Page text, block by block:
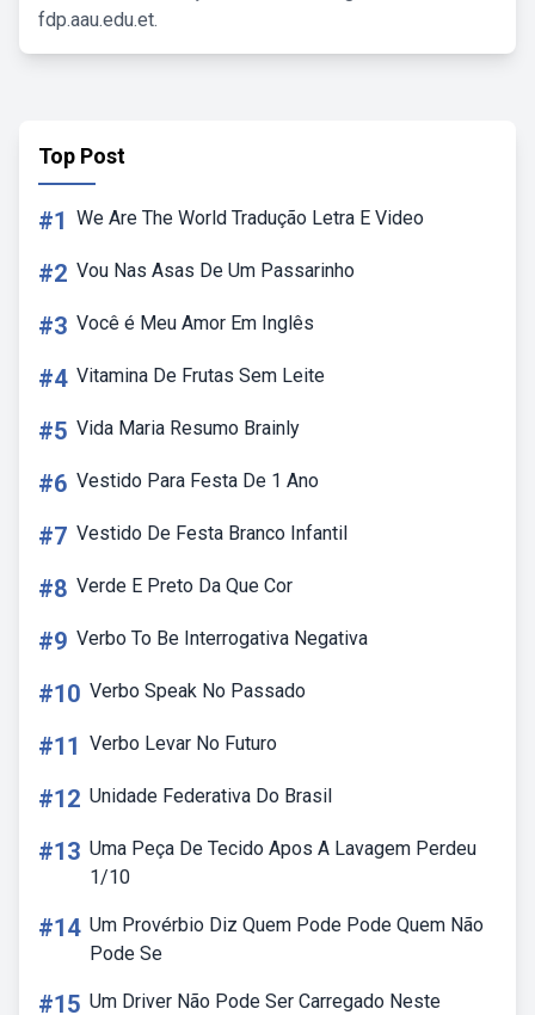
fdp.aau.edu.et.
Top Post
#1 We Are The World Tradução Letra E Video
#2 Vou Nas Asas De Um Passarinho
#3 Você é Meu Amor Em Inglês
#4 Vitamina De Frutas Sem Leite
#5 Vida Maria Resumo Brainly
#6 Vestido Para Festa De 1 Ano
#7 Vestido De Festa Branco Infantil
#8 Verde E Preto Da Que Cor
#9 Verbo To Be Interrogativa Negativa
#10 Verbo Speak No Passado
#11 Verbo Levar No Futuro
#12 Unidade Federativa Do Brasil
#13 Uma Peça De Tecido Apos A Lavagem Perdeu
1/10
#14 Um Provérbio Diz Quem Pode Pode Quem Não
Pode Se
#15 Um Driver Não Pode Ser Carregado Neste